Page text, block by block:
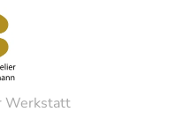
Werkstatt